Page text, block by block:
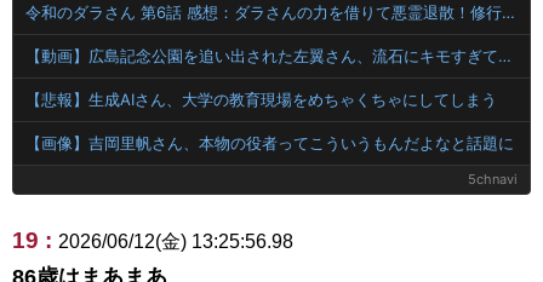
令和のダラさん 第6話 感想：ダラさんの力を借りて悪霊退散！修行すれば本当に悪霊ハンターになれそう！
【動画】広島記念公園を追い出された左翼さん、流石にキモすぎて炎上
【悲報】生成AIさん、大学の教育現場をめちゃくちゃにしてしまう
【画像】吉岡里帆さん、本物の役者ってこういうもんだよなと話題に
5chnavi
19 : 2026/06/12(金) 13:25:56.98
86歳はまあまあ